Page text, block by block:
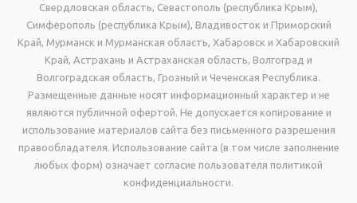
Свердловская область, Севастополь (республика Крым),
Симферополь (республика Крым), Владивосток и Приморский
Край, Мурманск и Мурманская область, Хабаровск и Хабаровский
Край, Астрахань и Астраханская область, Волгоград и
Волгоградская область, Грозный и Чеченская Республика.
Размещенные данные носят информационный характер и не
являются публичной офертой. Не допускается копирование и
использование материалов сайта без письменного разрешения
правообладателя. Использование сайта (в том числе заполнение
любых форм) означает согласие пользователя политикой
конфиденциальности.